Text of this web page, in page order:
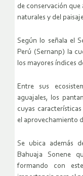
de conservación que
naturales y del
Según lo señala el
Perú (Sernanp) la
los mayores índices
Entre sus
aguajales, los
cuyas
el aprovechamiento
Se ubica además
Bahuaja Sonene
formando con